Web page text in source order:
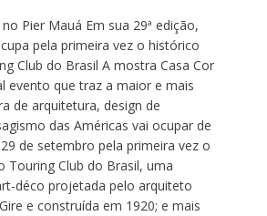
no Pier Mauá Em sua 29ª edição,
pela primeira vez o histórico
Club do Brasil A mostra Casa Cor
evento que traz a maior e mais
de arquitetura, design de
das Américas vai ocupar de
de setembro pela primeira vez o
Touring Club do Brasil, uma
déco projetada pelo arquiteto
e construída em 1920; e mais